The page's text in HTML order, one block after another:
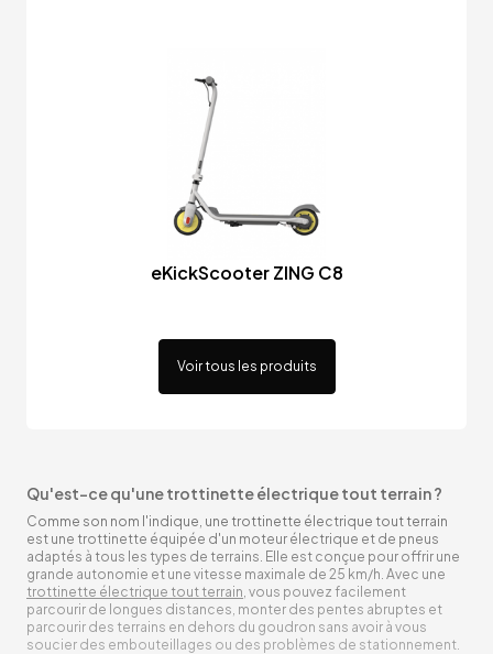
eKickScooter ZING C8
Voir tous les produits
Qu'est-ce qu'une trottinette électrique tout terrain ?
Comme son nom l'indique, une trottinette électrique tout terrain
est une trottinette équipée d'un moteur électrique et de pneus
adaptés à tous les types de terrains. Elle est conçue pour offrir une
grande autonomie et une vitesse maximale de 25 km/h. Avec une
trottinette électrique tout terrain, vous pouvez facilement
parcourir de longues distances, monter des pentes abruptes et
parcourir des terrains en dehors du goudron sans avoir à vous
soucier des embouteillages ou des problèmes de stationnement.